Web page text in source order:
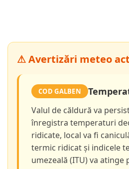
⚠ Avertizări meteo
COD GALBEN
Valul de căldură va
înregistra temperaturi
ridicate, local va fi
termic ridicat și indicele
umezeală (ITU) va atinge